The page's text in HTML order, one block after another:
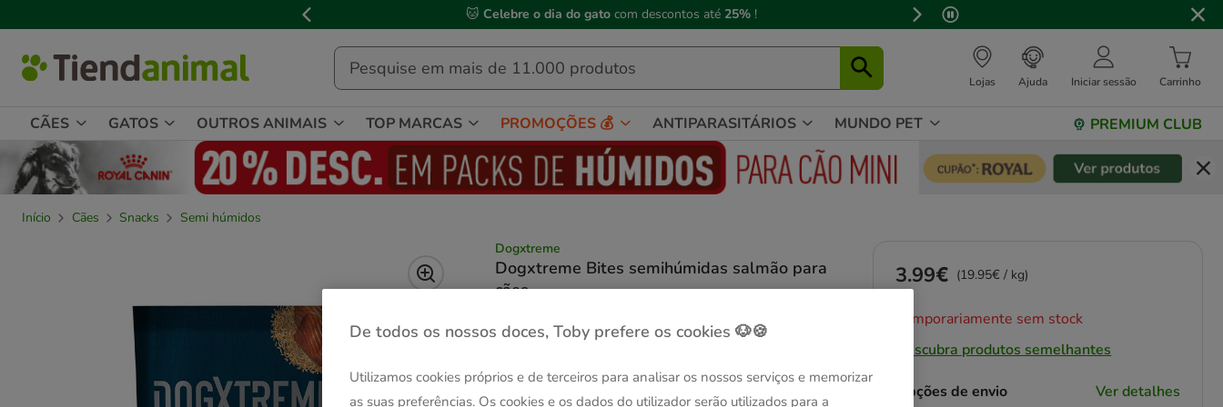
de
mensagem,
🐱 Celebre o dia do gato com descontos até 25% !
Lojas Ajuda Iniciar sessão Carrinho
CÃES GATOS OUTROS ANIMAIS TOP MARCAS PROMOÇÕES 💰 ANTIPARASITÁRIOS MUNDO PET PREMIUM CLUB
Início Cães Snacks
Semi húmidos
Dogxtreme
Dogxtreme Bites semihúmidas salmão para
cães
Sem Stock Sem Stock
Preço 3.99€, 19.95 EUR por kg
3.99€ (19.95€ / kg)
Temporariamente sem stock
Descubra produtos semelhantes
Opções de envio Ver detalhes
De todos os nossos doces, Toby prefere os cookies 🐶🍪
Utilizamos cookies próprios e de terceiros para analisar os nossos serviços e memorizar
as suas preferências. Os cookies e os dados do utilizador serão utilizados para a